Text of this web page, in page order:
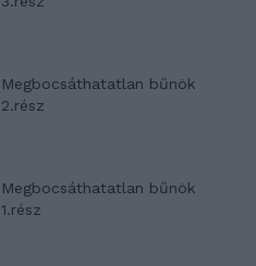
Megbocsáthatatlan bűnök
2.rész
Megbocsáthatatlan bűnök
1.rész